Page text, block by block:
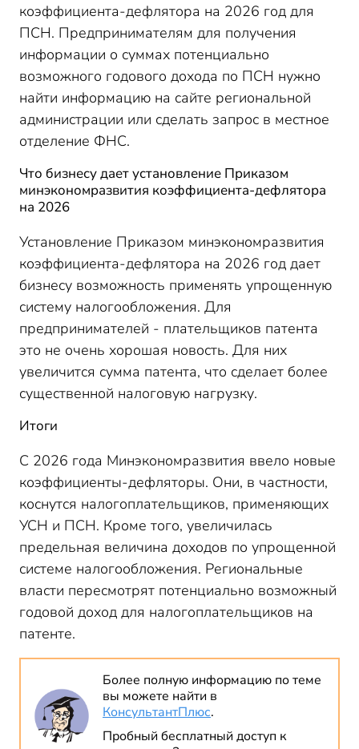
коэффициента-дефлятора на 2026 год для
ПСН. Предпринимателям для получения
информации о суммах потенциально
возможного годового дохода по ПСН нужно
найти информацию на сайте региональной
администрации или сделать запрос в местное
отделение ФНС.
Что бизнесу дает установление Приказом
минэкономразвития коэффициента-дефлятора
на 2026
Установление Приказом минэкономразвития
коэффициента-дефлятора на 2026 год дает
бизнесу возможность применять упрощенную
систему налогообложения. Для
предпринимателей - плательщиков патента
это не очень хорошая новость. Для них
увеличится сумма патента, что сделает более
существенной налоговую нагрузку.
Итоги
С 2026 года Минэкономразвития ввело новые
коэффициенты-дефляторы. Они, в частности,
коснутся налогоплательщиков, применяющих
УСН и ПСН. Кроме того, увеличилась
предельная величина доходов по упрощенной
системе налогообложения. Региональные
власти пересмотрят потенциально возможный
годовой доход для налогоплательщиков на
патенте.
Более полную информацию по теме
вы можете найти в
КонсультантПлюс.
Пробный бесплатный доступ к